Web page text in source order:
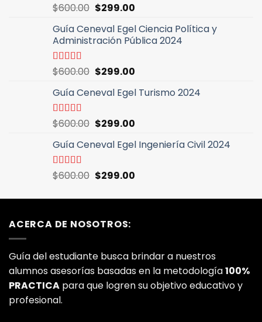
Valorado
con
5
$600.00 El
original
era:
$299.00El
actual
es:
Guía Ceneval Egel Ciencia Política y
Administración Pública 2024
Valorado
con
5
$600.00 El
original
$600.00.
$299.00El
actual
$299.00.
Guía Ceneval Egel Turismo 2024
Valorado
con
5
$600.00 El
original
$600.00.
$299.00El
actual
$299.00.
Guía Ceneval Egel Ingeniería Civil 2024
Valorado
con
$600.00 El
original
$600.00.
$299.00El
actual
ACERCA DE NOSOTROS:
Guía del estudiante busca brindar a nuestros
alumnos asesorías basadas en la metodología100%
PRACTICA para que logren su objetivo educativo y
profesional.